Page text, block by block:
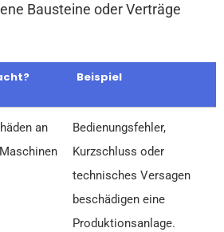
Bausteine oder Verträge
Beispiel
an
Bedienungsfehler,
Kurzschluss oder
technisches Versagen
beschädigen eine
Produktionsanlage.